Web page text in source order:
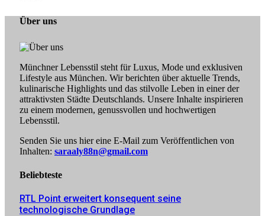
Über uns
Münchner Lebensstil steht für Luxus, Mode und exklusiven
Lifestyle aus München. Wir berichten über aktuelle Trends,
kulinarische Highlights und das stilvolle Leben in einer der
attraktivsten Städte Deutschlands. Unsere Inhalte inspirieren
zu einem modernen, genussvollen und hochwertigen
Lebensstil.
Senden Sie uns hier eine E-Mail zum Veröffentlichen von
Inhalten: saraaly88n@gmail.com
Beliebteste
RTL Point erweitert konsequent seine
technologische Grundlage